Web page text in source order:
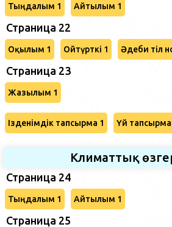
Тыңдалым 1 Айтылым 1
Страница 22
Оқылым 1 Ойтүрткі 1 Әдеби тіл
Страница 23
Жазылым 1
Ізденімдік тапсырма 1 Үй
Климаттық
Страница 24
Тыңдалым 1 Айтылым 1
Страница 25